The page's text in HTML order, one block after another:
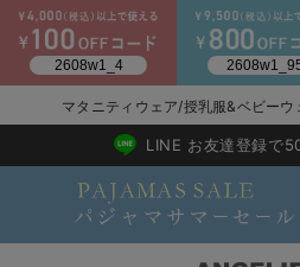
マタニティウェア/授乳服&ベビー
2026/
送料495円(一部地域を除く)
LINE お友達登録で